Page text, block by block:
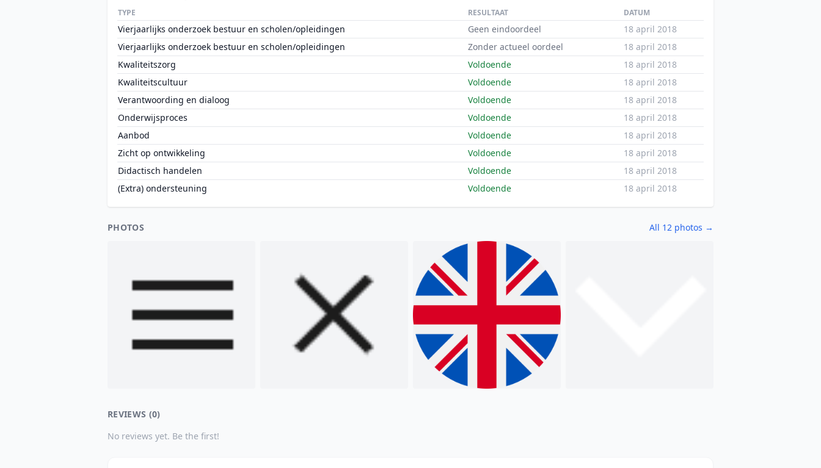
TYPE RESULTAAT DATUM
Vierjaarlijks onderzoek bestuur en scholen/opleidingen Geen eindoordeel
18 april 2018
Vierjaarlijks onderzoek bestuur en scholen/opleidingen
Zonder actueel oordeel
18 april 2018
Kwaliteitszorg
Voldoende
18 april 2018
Kwaliteitscultuur
Voldoende
18 april 2018
Verantwoording en dialoog
Voldoende
18 april 2018
Onderwijsproces
Voldoende
18 april 2018
Aanbod
Voldoende
18 april 2018
Zicht op ontwikkeling
Voldoende
18 april 2018
Didactisch handelen
Voldoende
18 april 2018
(Extra) ondersteuning
Voldoende 18 april 2018
PHOTOS All 12 photos →
REVIEWS (0)
No reviews yet. Be the first!